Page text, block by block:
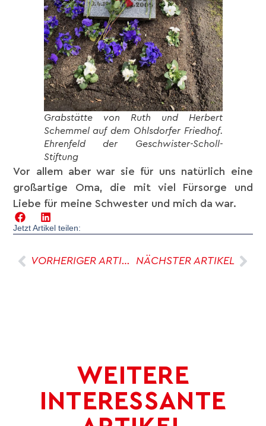
Grabstätte von Ruth und Herbert
Schemmel auf dem Ohlsdorfer Friedhof.
Ehrenfeld der Geschwister-Scholl-
Stiftung
Vor allem aber war sie für uns natürlich eine
großartige Oma, die mit viel Fürsorge und
Liebe für meine Schwester und mich da war.
Jetzt Artikel teilen:
VORHERIGER ARTIKEL NÄCHSTER ARTIKEL
WEITERE
INTERESSANTE